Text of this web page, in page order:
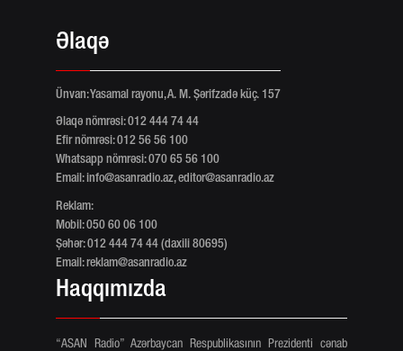
Əlaqə
Ünvan: Yasamal rayonu, A. M. Şərifzadə küç. 157
Əlaqə nömrəsi: 012 444 74 44
Efir nömrəsi: 012 56 56 100
Whatsapp nömrəsi: 070 65 56 100
Email:info@asanradio.az,editor@asanradio.az
Reklam:
Mobil: 050 60 06 100
Şəhər: 012 444 74 44 (daxili 80695)
Email:reklam@asanradio.az
Haqqımızda
“ASAN Radio” Azərbaycan Respublikasının Prezidenti cənab